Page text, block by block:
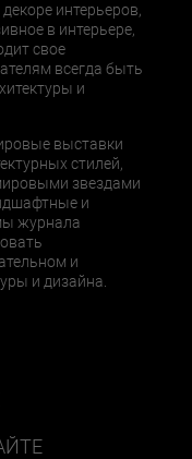
интерьеров,
в интерьере,
свое
всегда быть
и
выставки
стилей,
звездами
и
журнала
и
и дизайна.